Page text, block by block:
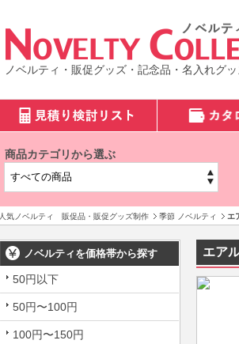
ノベルティ・販促グッズ・記念品・名入れグ
商品カテゴリから選ぶ
人気ノベルティ 販促品・販促グッズ制作 季節 ノベルティ エ
ノベルティを価格帯から探す
50円以下
50円〜100円
100円〜150円
エア